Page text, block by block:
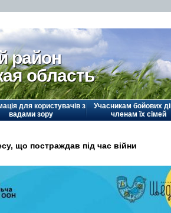
район
область
для користувачів з
вадами зору
Учасникам бойових
членам їх сімей
що постраждав під час війни